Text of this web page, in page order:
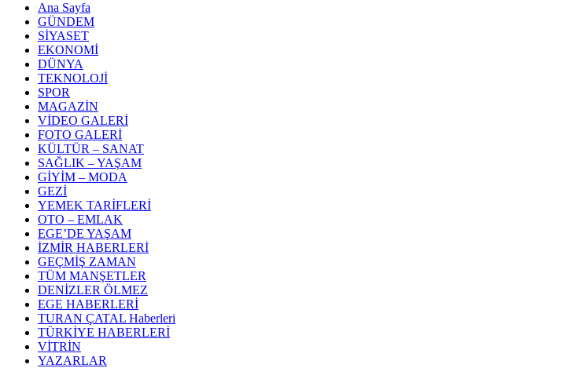
Ana Sayfa
GÜNDEM
SİYASET
EKONOMİ
DÜNYA
TEKNOLOJİ
SPOR
MAGAZİN
VİDEO GALERİ
FOTO GALERİ
KÜLTÜR – SANAT
SAĞLIK – YAŞAM
GİYİM – MODA
GEZİ
YEMEK TARİFLERİ
OTO – EMLAK
EGE’DE YAŞAM
İZMİR HABERLERİ
GEÇMİŞ ZAMAN
TÜM MANŞETLER
DENİZLER ÖLMEZ
EGE HABERLERİ
TURAN ÇATAL Haberleri
TÜRKİYE HABERLERİ
VİTRİN
YAZARLAR